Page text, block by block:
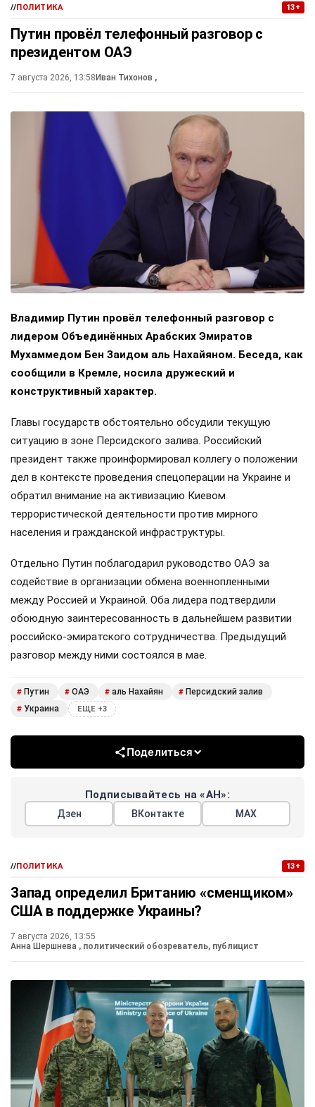
//ПОЛИТИКА 13+
Путин провёл телефонный разговор с
президентом ОАЭ
7 августа 2026, 13:58 Иван Тихонов ,
Владимир Путин провёл телефонный разговор с
лидером Объединённых Арабских Эмиратов
Мухаммедом Бен Заидом аль Нахайяном. Беседа, как
сообщили в Кремле, носила дружеский и
конструктивный характер.
Главы государств обстоятельно обсудили текущую
ситуацию в зоне Персидского залива. Российский
президент также проинформировал коллегу о положении
дел в контексте проведения спецоперации на Украине и
обратил внимание на активизацию Киевом
террористической деятельности против мирного
населения и гражданской инфраструктуры.
Отдельно Путин поблагодарил руководство ОАЭ за
содействие в организации обмена военнопленными
между Россией и Украиной. Оба лидера подтвердили
обоюдную заинтересованность в дальнейшем развитии
российско-эмиратского сотрудничества. Предыдущий
разговор между ними состоялся в мае.
# Путин # ОАЭ # аль Нахайян # Персидский залив
# Украина ЕЩЕ +3
Поделиться
Подписывайтесь на «АН»:
Дзен ВКонтакте МАХ
//ПОЛИТИКА 13+
Запад определил Британию «сменщиком»
США в поддержке Украины?
7 августа 2026, 13:55
Анна Шершнева , политический обозреватель, публицист